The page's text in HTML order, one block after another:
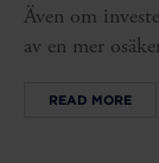
Även om
av en mer
READ MORE